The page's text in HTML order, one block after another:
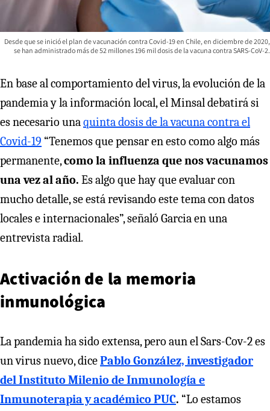
Desde que se inició el plan de vacunación contra Covid-19 en Chile, en diciembre de 2020,
se han administrado más de 52 millones 196 mil dosis de la vacuna contra SARS-CoV-2.
En base al comportamiento del virus, la evolución de la
pandemia y la información local, el Minsal debatirá si
es necesario unaquinta dosis de la vacuna contra el
Covid-19 “Tenemos que pensar en esto como algo más
permanente,como la influenza que nos vacunamos
una vez al año. Es algo que hay que evaluar con
mucho detalle, se está revisando este tema condatos
locales e internacionales”, señaló Garcia en una
entrevista radial.
Activación de la memoria
inmunológica
La pandemia ha sido extensa, pero aun el Sars-Cov-2 es
un virus nuevo, dicePablo González, investigador
del Instituto Milenio de Inmunología e
Inmunoterapia y académico PUC. “Lo estamos